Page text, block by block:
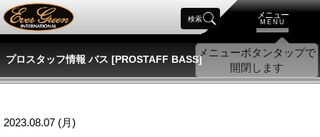
メニュー
MENU
検索
プロスタッフ情報 バス [PROSTAFF BASS]
2023.08.07 (月)